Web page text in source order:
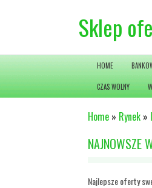
Sklep
HOME
CZAS WOLNY
Home » Rynek »
NAJNOWSZE
Najlepsze oferty